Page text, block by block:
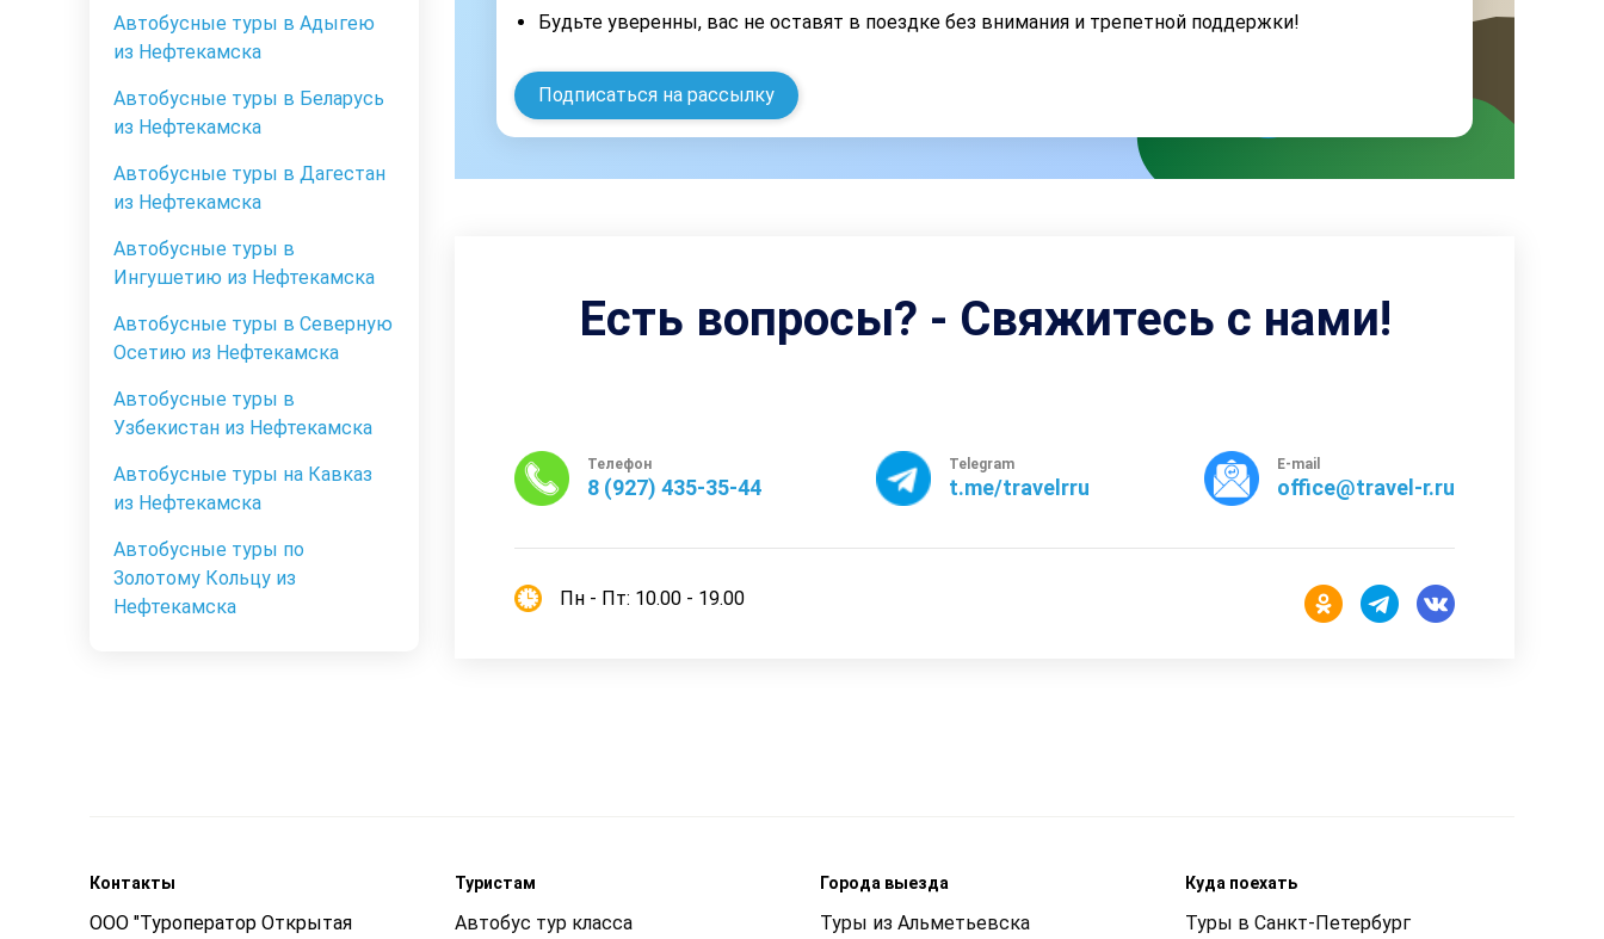
Автобусные туры в Адыгею
из Нефтекамска
Автобусные туры в Беларусь
из Нефтекамска
Автобусные туры в Дагестан
из Нефтекамска
Автобусные туры в
Ингушетию из Нефтекамска
Автобусные туры в Северную
Осетию из Нефтекамска
Автобусные туры в
Узбекистан из Нефтекамска
Автобусные туры на Кавказ
из Нефтекамска
Автобусные туры по
Золотому Кольцу из
Нефтекамска
Будьте уверенны, вас не оставят в поездке без внимания и трепетной поддержки!
Подписаться на рассылку
Есть вопросы? - Свяжитесь с нами!
Телефон
8 (927) 435-35-44
Telegram
t.me/travelrru
E-mail
office@travel-r.ru
Пн - Пт: 10.00 - 19.00
Контакты
ООО "Туроператор Открытая
Туристам
Автобус тур класса
Города выезда
Туры из Альметьевска
Куда поехать
Туры в Санкт-Петербург